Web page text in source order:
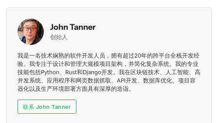
John Tanner
创始人
我是一名技术娴熟的软件开发人员，拥有超过20年的跨平台全栈开发经
验。我专注于设计和管理大规模项目架构，并简化复杂系统。我的专业
技能包括Python、Rust和Django开发。我在区块链技术、人工智能、高
并发系统、应用程序和网页数据抓取、API开发、数据库优化、项目容
器化以及生产环境部署方面具有深厚的造诣。
联系 John Tanner